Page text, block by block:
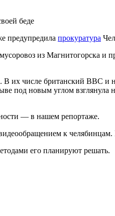
беде
предупредила прокуратура
из Магнитогорска и
их числе британский BBC и
под новым углом взглянула
— в нашем репортаже.
к челябинцам.
его планируют решать.